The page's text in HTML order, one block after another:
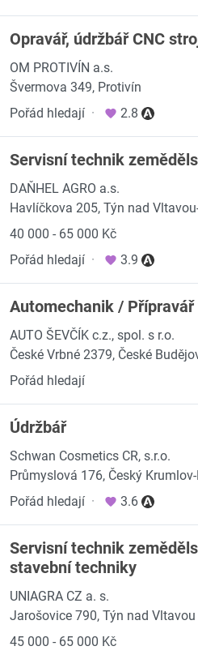
Opravář, údržbář CNC
OM PROTIVÍN a.s.
Švermova 349, Protivín
Pořád hledají · 2.8
Servisní technik
DAŇHEL AGRO a.s.
Havlíčkova 205, Týn nad
40 000 - 65 000 Kč
Pořád hledají · 3.9
Automechanik / Přípravář
AUTO ŠEVČÍK c.z., spol. s r.o.
České Vrbné 2379, České
Pořád hledají
Údržbář
Schwan Cosmetics CR, s.r.o.
Průmyslová 176, Český
Pořád hledají · 3.6
Servisní technik
stavební techniky
UNIAGRA CZ a. s.
Jarošovice 790, Týn nad Vltavou
45 000 - 65 000 Kč